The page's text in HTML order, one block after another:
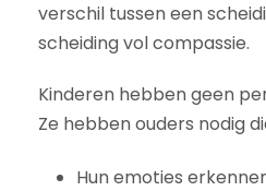
verschil tussen een
scheiding vol compassie.
Kinderen hebben geen
Ze hebben ouders nodig
Hun emoties